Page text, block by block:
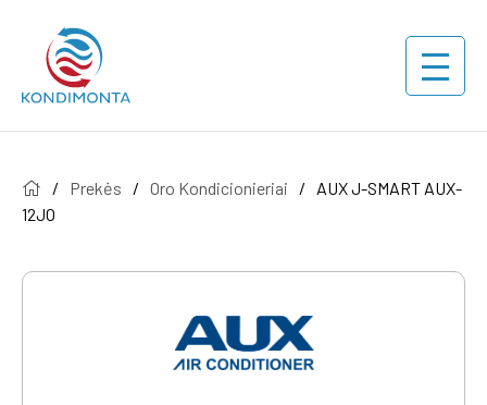
/ Prekės / Oro Kondicionieriai /
AUX J-SMART AUX-
12JO